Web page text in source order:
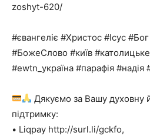
zoshyt-620/
#євангеліє #Христос #Ісус
#БожеСлово #київ
#ewtn_україна #парафія #надія
Дякуємо за Вашу духовну
підтримку:
• Liqpay http://surl.li/gckfo,